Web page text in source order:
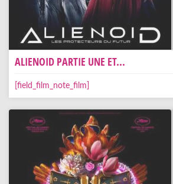
ALIENOID PARTIE UNE ET...
[field_film_note_film]